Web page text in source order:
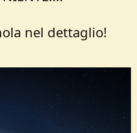
nel dettaglio!